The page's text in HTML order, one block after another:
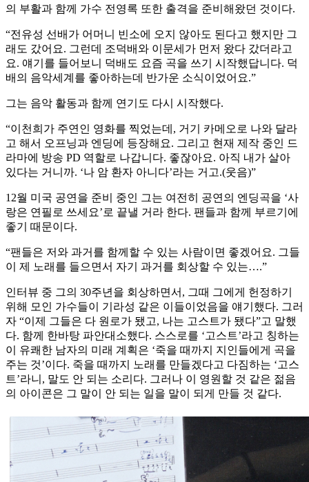
의 부활과 함께 가수 전영록 또한 출격을 준비해왔던 것이다.
“전유성 선배가 어머니 빈소에 오지 않아도 된다고 했지만 그
래도 갔어요. 그런데 조덕배와 이문세가 먼저 왔다 갔더라고
요. 얘기를 들어보니 덕배도 요즘 곡을 쓰기 시작했답니다. 덕
배의 음악세계를 좋아하는데 반가운 소식이었어요.”
그는 음악 활동과 함께 연기도 다시 시작했다.
“이천희가 주연인 영화를 찍었는데, 거기 카메오로 나와 달라
고 해서 오프닝과 엔딩에 등장해요. 그리고 현재 제작 중인 드
라마에 방송 PD 역할로 나갑니다. 좋잖아요. 아직 내가 살아
있다는 거니까. ‘나 암 환자 아니다’라는 거고.(웃음)”
12월 미국 공연을 준비 중인 그는 여전히 공연의 엔딩곡을 ‘사
랑은 연필로 쓰세요’로 끝낼 거라 한다. 팬들과 함께 부르기에
좋기 때문이다.
“팬들은 저와 과거를 함께할 수 있는 사람이면 좋겠어요. 그들
이 제 노래를 들으면서 자기 과거를 회상할 수 있는….”
인터뷰 중 그의 30주년을 회상하면서, 그때 그에게 헌정하기
위해 모인 가수들이 기라성 같은 이들이었음을 얘기했다. 그러
자 “이제 그들은 다 원로가 됐고, 나는 고스트가 됐다”고 말했
다. 함께 한바탕 파안대소했다. 스스로를 ‘고스트’라고 칭하는
이 유쾌한 남자의 미래 계획은 ‘죽을 때까지 지인들에게 곡을
주는 것’이다. 죽을 때까지 노래를 만들겠다고 다짐하는 ‘고스
트’라니, 말도 안 되는 소리다. 그러나 이 영원할 것 같은 젊음
의 아이콘은 그 말이 안 되는 일을 말이 되게 만들 것 같다.